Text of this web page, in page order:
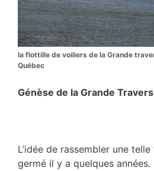
la flottille de voiliers de la Grande
Québec
Génèse de la Grande
L’idée de rassembler une
germé il y a quelques